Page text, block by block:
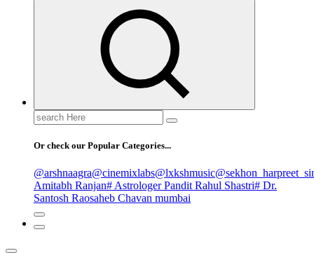
Search
for:
Or check our Popular Categories...
@arshnaagra@cinemixlabs@lxkshmusic
Amitabh Ranjan# Astrologer Pandit Rahul Shastri# Dr.
Santosh Raosaheb Chavan mumbai